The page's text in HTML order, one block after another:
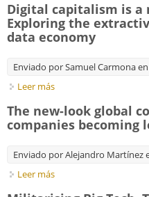
Digital capitalism is a
Exploring the
data economy
Enviado porSamuel Carmona
Leer más
The new-look global
companies becoming
Enviado porAlejandro Martínez
Leer más